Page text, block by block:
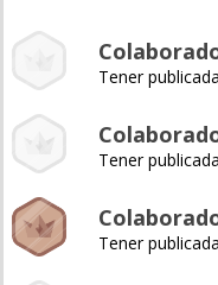
Tener
Tener
Tener